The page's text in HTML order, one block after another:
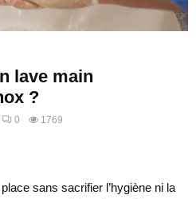
lave main
?
0 1769
sans sacrifier l’hygiène ni la